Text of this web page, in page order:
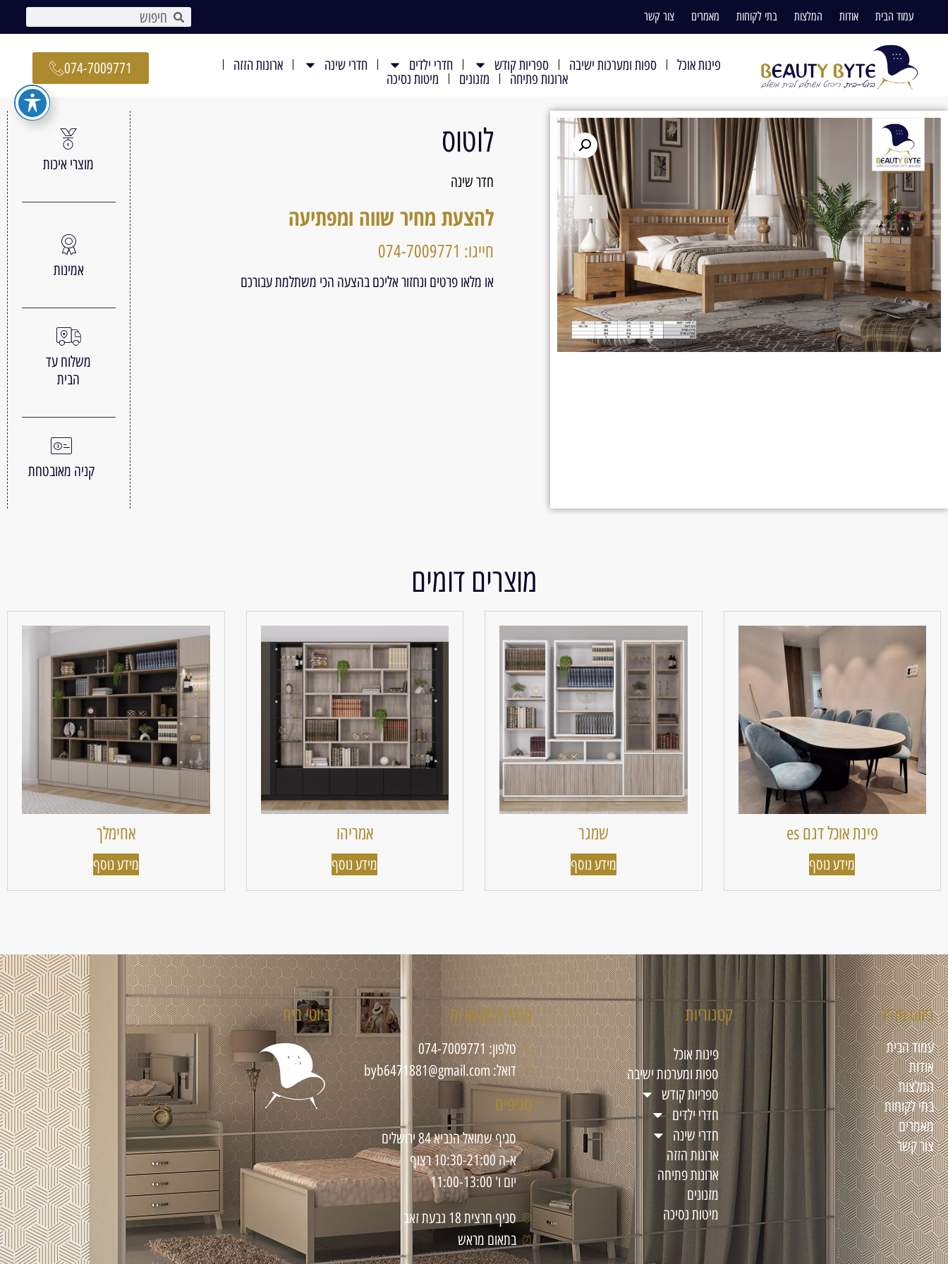
עמוד הבית אודות המלצות בתי לקוחות מאמרים צור קשר
פינות אוכל ספות ומערכות ישיבה ספריות קודש חדרי ילדים חדרי שינה
ארונות הזזה
ארונות פתיחה
מזנונים מיטות נסיכה
074-7009771
לוטוס
חדר שינה
להצעת מחיר שווה ומפתיעה
חייגו: 074-7009771
או מלאו פרטים ונחזור אליכם בהצעה הכי משתלמת עבורכם
מוצרי איכות
אמינות
משלוח עד
הבית
קניה מאובטחת
מוצרים דומים
פינת אוכל דגם es
מידע נוסף
שמגר
מידע נוסף
אמריהו
מידע נוסף
אחימלך
מידע נוסף
ניווט מהיר
עמוד הבית
אודות
המלצות
בתי לקוחות
מאמרים
צור קשר
קטגוריות
פינות אוכל
ספות ומערכות ישיבה
ספריות קודש
חדרי ילדים
חדרי שינה
ארונות הזזה
ארונות פתיחה
מזנונים
מיטות נסיכה
פרטי התקשרות
טלפון: 074-7009771
דואל: byb6471881@gmail.com
סניפים
סניף שמואל הנביא 84 ירושלים
א-ה 10:30-21:00 רצוף
יום ו' 11:00-13:00
סניף חרצית 18 גבעת זאב
בתאום מראש
ביוטי בית